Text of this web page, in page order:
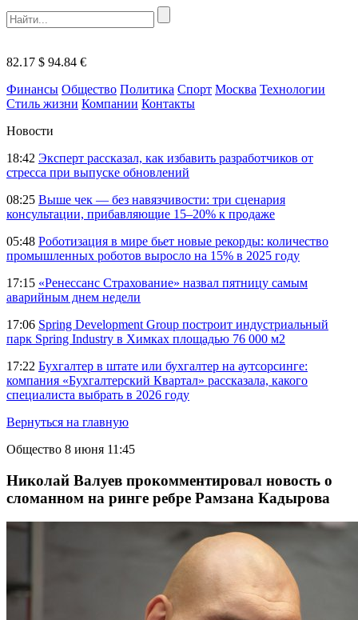
82.17 $ 94.84 €
Финансы Общество Политика Спорт Москва Технологии
Стиль жизни Компании Контакты
Новости
18:42 Эксперт рассказал, как избавить разработчиков от
стресса при выпуске обновлений
08:25 Выше чек — без навязчивости: три сценария
консультации, прибавляющие 15–20% к продаже
05:48 Роботизация в мире бьет новые рекорды: количество
промышленных роботов выросло на 15% в 2025 году
17:15 «Ренессанс Страхование» назвал пятницу самым
аварийным днем недели
17:06 Spring Development Group построит индустриальный
парк Spring Industry в Химках площадью 76 000 м2
17:22 Бухгалтер в штате или бухгалтер на аутсорсинге:
компания «Бухгалтерский Квартал» рассказала, какого
специалиста выбрать в 2026 году
Вернуться на главную
Общество 8 июня 11:45
Николай Валуев прокомментировал новость о
сломанном на ринге ребре Рамзана Кадырова